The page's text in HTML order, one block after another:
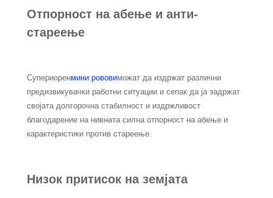
Отпорност на абење и анти-
стареење
Супериоренмини рововиможат да издржат различни
предизвикувачки работни ситуации и сепак да ја задржат
својата долгорочна стабилност и издржливост
благодарение на нивната силна отпорност на абење и
карактеристики против стареење.
Низок притисок на земјата